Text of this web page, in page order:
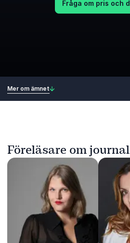
Fråga om pris och
Mer om ämnet
Föreläsare om